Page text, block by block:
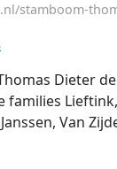
stamboom-
Dieter
families
Van